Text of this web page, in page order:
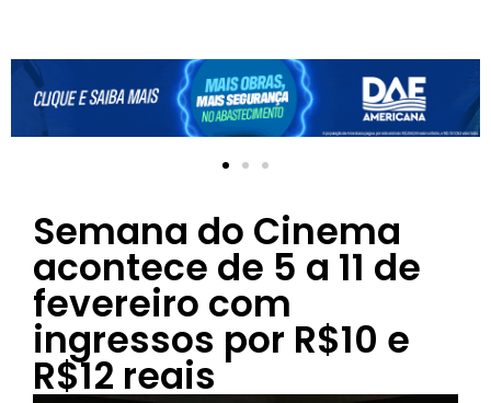
Semana do Cinema
acontece de 5 a 11 de
fevereiro com
ingressos por R$10 e
R$12 reais